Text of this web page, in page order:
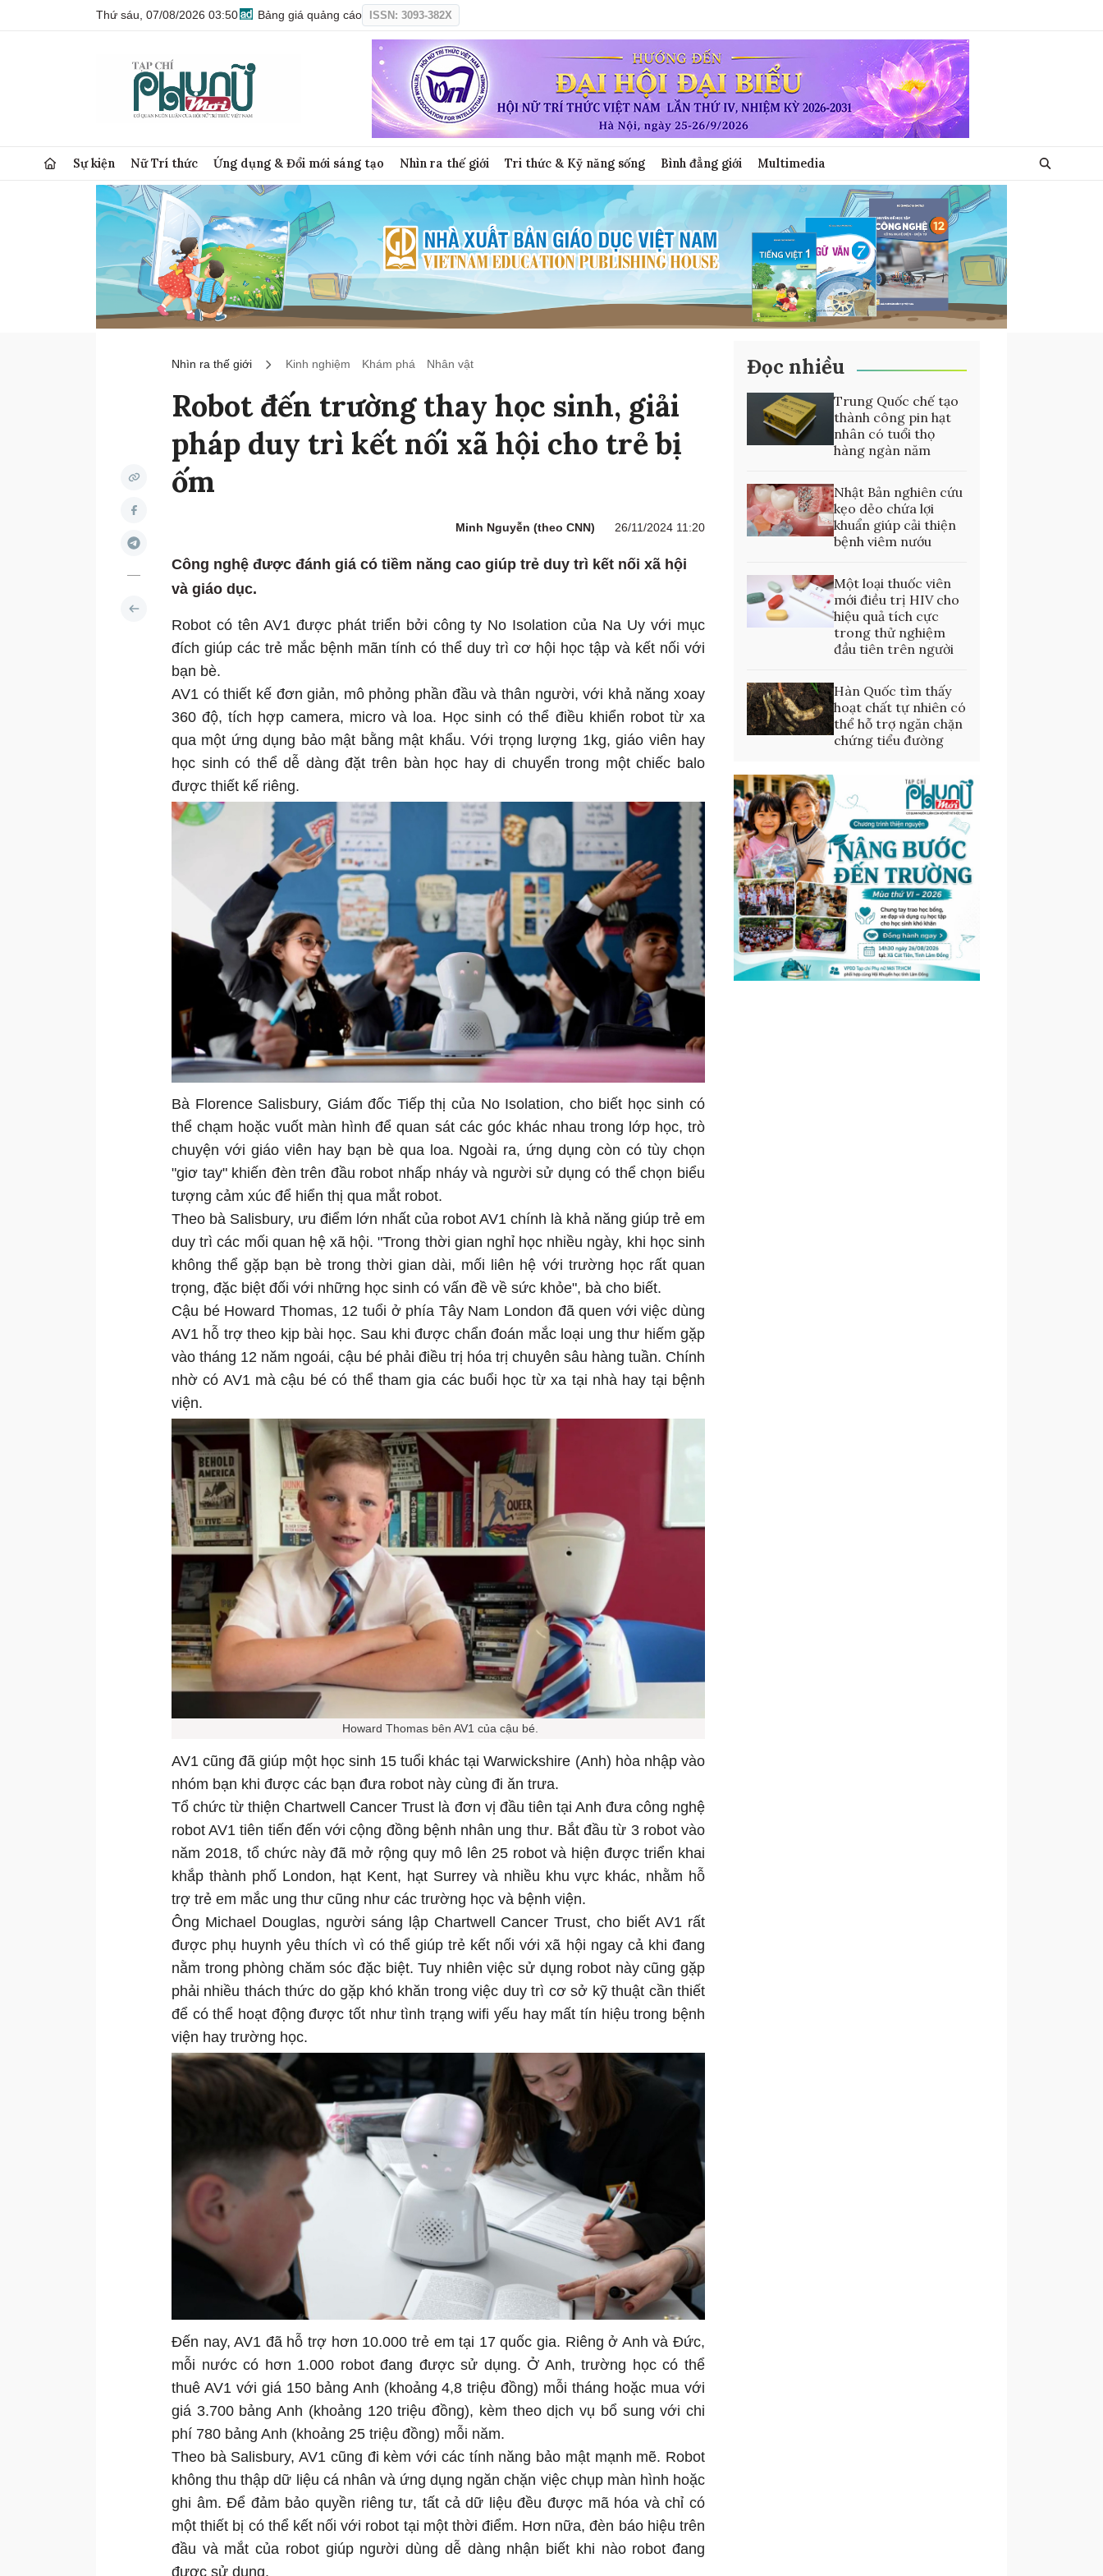
Thứ sáu, 07/08/2026 03:50 Bảng giá quảng cáo ISSN: 3093-382X
Sự kiện Nữ Trí thức Ứng dụng & Đổi mới sáng tạo Nhìn ra thế giới Tri thức & Kỹ năng sống Bình đẳng giới Multimedia
Nhìn ra thế giới Kinh nghiệm Khám phá Nhân vật
Robot đến trường thay học sinh, giải
pháp duy trì kết nối xã hội cho trẻ bị
ốm
Minh Nguyễn (theo CNN) 26/11/2024 11:20
Công nghệ được đánh giá có tiềm năng cao giúp trẻ duy trì kết nối xã hội
và giáo dục.
Robot có tên AV1 được phát triển bởi công ty No Isolation của Na Uy với mục
đích giúp các trẻ mắc bệnh mãn tính có thể duy trì cơ hội học tập và kết nối với
bạn bè.
AV1 có thiết kế đơn giản, mô phỏng phần đầu và thân người, với khả năng xoay
360 độ, tích hợp camera, micro và loa. Học sinh có thể điều khiển robot từ xa
qua một ứng dụng bảo mật bằng mật khẩu. Với trọng lượng 1kg, giáo viên hay
học sinh có thể dễ dàng đặt trên bàn học hay di chuyển trong một chiếc balo
được thiết kế riêng.
Bà Florence Salisbury, Giám đốc Tiếp thị của No Isolation, cho biết học sinh có
thể chạm hoặc vuốt màn hình để quan sát các góc khác nhau trong lớp học, trò
chuyện với giáo viên hay bạn bè qua loa. Ngoài ra, ứng dụng còn có tùy chọn
"giơ tay" khiến đèn trên đầu robot nhấp nháy và người sử dụng có thể chọn biểu
tượng cảm xúc để hiển thị qua mắt robot.
Theo bà Salisbury, ưu điểm lớn nhất của robot AV1 chính là khả năng giúp trẻ em
duy trì các mối quan hệ xã hội. "Trong thời gian nghỉ học nhiều ngày, khi học sinh
không thể gặp bạn bè trong thời gian dài, mối liên hệ với trường học rất quan
trọng, đặc biệt đối với những học sinh có vấn đề về sức khỏe", bà cho biết.
Cậu bé Howard Thomas, 12 tuổi ở phía Tây Nam London đã quen với việc dùng
AV1 hỗ trợ theo kịp bài học. Sau khi được chẩn đoán mắc loại ung thư hiếm gặp
vào tháng 12 năm ngoái, cậu bé phải điều trị hóa trị chuyên sâu hàng tuần. Chính
nhờ có AV1 mà cậu bé có thể tham gia các buổi học từ xa tại nhà hay tại bệnh
viện.
Howard Thomas bên AV1 của cậu bé.
AV1 cũng đã giúp một học sinh 15 tuổi khác tại Warwickshire (Anh) hòa nhập vào
nhóm bạn khi được các bạn đưa robot này cùng đi ăn trưa.
Tổ chức từ thiện Chartwell Cancer Trust là đơn vị đầu tiên tại Anh đưa công nghệ
robot AV1 tiên tiến đến với cộng đồng bệnh nhân ung thư. Bắt đầu từ 3 robot vào
năm 2018, tổ chức này đã mở rộng quy mô lên 25 robot và hiện được triển khai
khắp thành phố London, hạt Kent, hạt Surrey và nhiều khu vực khác, nhằm hỗ
trợ trẻ em mắc ung thư cũng như các trường học và bệnh viện.
Ông Michael Douglas, người sáng lập Chartwell Cancer Trust, cho biết AV1 rất
được phụ huynh yêu thích vì có thể giúp trẻ kết nối với xã hội ngay cả khi đang
nằm trong phòng chăm sóc đặc biệt. Tuy nhiên việc sử dụng robot này cũng gặp
phải nhiều thách thức do gặp khó khăn trong việc duy trì cơ sở kỹ thuật cần thiết
để có thể hoạt động được tốt như tình trạng wifi yếu hay mất tín hiệu trong bệnh
viện hay trường học.
Đến nay, AV1 đã hỗ trợ hơn 10.000 trẻ em tại 17 quốc gia. Riêng ở Anh và Đức,
mỗi nước có hơn 1.000 robot đang được sử dụng. Ở Anh, trường học có thể
thuê AV1 với giá 150 bảng Anh (khoảng 4,8 triệu đồng) mỗi tháng hoặc mua với
giá 3.700 bảng Anh (khoảng 120 triệu đồng), kèm theo dịch vụ bổ sung với chi
phí 780 bảng Anh (khoảng 25 triệu đồng) mỗi năm.
Theo bà Salisbury, AV1 cũng đi kèm với các tính năng bảo mật mạnh mẽ. Robot
không thu thập dữ liệu cá nhân và ứng dụng ngăn chặn việc chụp màn hình hoặc
ghi âm. Để đảm bảo quyền riêng tư, tất cả dữ liệu đều được mã hóa và chỉ có
một thiết bị có thể kết nối với robot tại một thời điểm. Hơn nữa, đèn báo hiệu trên
đầu và mắt của robot giúp người dùng dễ dàng nhận biết khi nào robot đang
được sử dụng.
Đọc nhiều
Trung Quốc chế tạo
thành công pin hạt
nhân có tuổi thọ
hàng ngàn năm
Nhật Bản nghiên cứu
kẹo dẻo chứa lợi
khuẩn giúp cải thiện
bệnh viêm nướu
Một loại thuốc viên
mới điều trị HIV cho
hiệu quả tích cực
trong thử nghiệm
đầu tiên trên người
Hàn Quốc tìm thấy
hoạt chất tự nhiên có
thể hỗ trợ ngăn chặn
chứng tiểu đường